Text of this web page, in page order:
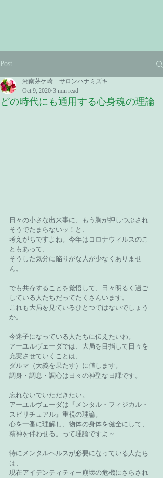
Post
どの時代にも通用する心身魂の理論
湘南茅ケ崎 サロンハナミズキ
Oct 9, 2020 3 min read
日々の小さな出来事に、もう胸が押しつぶされ
そうでたまらないッ！と、
考えがちですよね。今年はコロナウィルスのこ
ともあって、
そうした気分に陥りがな人が少なくありませ
ん。
でも共存することを覚悟して、日々明るく過ご
している人たちだってたくさんいます。
これも大局を見ているひとつではないでしょう
か。
今迷子になっている人たちに伝えたいわ。
アーユルヴェーダでは、大局を目指して日々を
充実させていくことは、
ダルマ（大義を果たす）に値します。
調身・調息・調心は日々の神聖な日課です。
忘れないでいただきたい。
アーユルヴェーダは『メンタル・フィジカル・
スピリチュアル』重視の理論。
心を一番に理解し、物体の身体を健全にして、
精神を伴わせる。って理論ですよ～
特にメンタルヘルスが必要になっている人たち
は、
現在アイデンティティー崩壊の危機にさらされ